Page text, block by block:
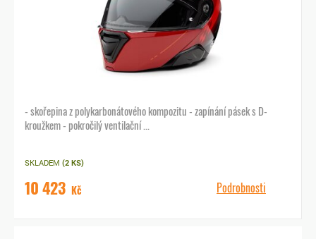
- skořepina z polykarbonátového kompozitu - zapínání pásek s D-
kroužkem - pokročilý ventilační ...
SKLADEM (2 KS)
10 423 Kč Podrobnosti